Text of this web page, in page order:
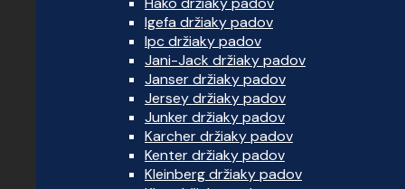
Igefa držiaky padov
Ipc držiaky padov
Jani-Jack držiaky padov
Janser držiaky padov
Jersey držiaky padov
Junker držiaky padov
Karcher držiaky padov
Kenter držiaky padov
Kleinberg držiaky padov